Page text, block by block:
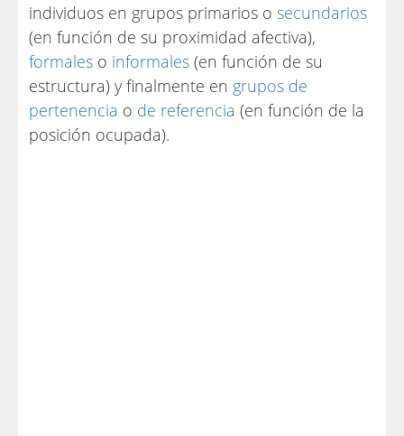
individuos en grupos primarios o secundarios
(en función de su proximidad afectiva),
formales o informales (en función de su
estructura) y finalmente en grupos de
pertenencia o de referencia (en función de la
posición ocupada).